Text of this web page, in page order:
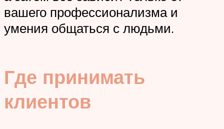
вашего профессионализма и
умения общаться с людьми.
Где принимать
клиентов